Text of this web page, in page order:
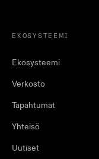
EKOSYSTEEMI
Ekosysteemi
Verkosto
Tapahtumat
Yhteisö
Uutiset